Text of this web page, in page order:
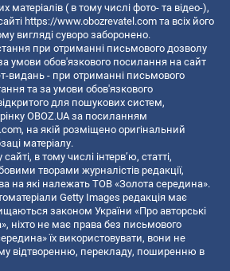
матеріалів ( в тому числі фото- та відео-),
https://www.obozrevatel.com та всіх його
вигляді суворо заборонено.
при отриманні письмового дозволу
умови обов'язкового посилання на сайт
видань - при отриманні письмового
та за умови обов'язкового
для пошукових систем,
OBOZ.UA за посиланням
, на якій розміщено оригінальний
матеріалу.
в тому числі інтерв’ю, статті,
творами журналістів редакції,
на які належать ТОВ «Золота середина».
Getty Images редакція має
законом України «Про авторські
ніхто не має права без письмового
їх використовувати, вони не
відтворенню, перекладу, поширенню в